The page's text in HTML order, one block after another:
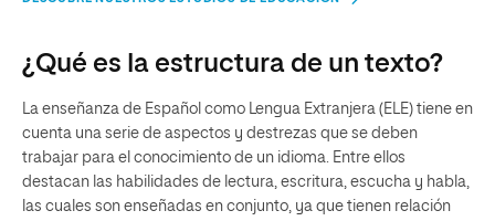
¿Qué es la estructura de un texto?
La enseñanza de Español como Lengua Extranjera (ELE) tiene en
cuenta una serie de aspectos y destrezas que se deben
trabajar para el conocimiento de un idioma. Entre ellos
destacan las habilidades de lectura, escritura, escucha y habla,
las cuales son enseñadas en conjunto, ya que tienen relación